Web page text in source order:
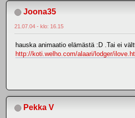
Joona35
21.07.04 - klo: 16.15
hauska animaatio elämästä :D .Tai ei
http://koti.welho.com/alaari/lodger/
Pekka V